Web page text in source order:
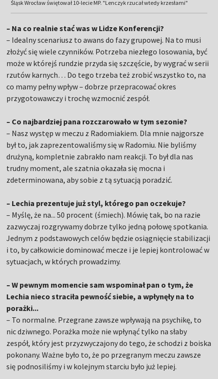
Śląsk Wrocław świętował 10-lecie MP. "Lenczyk rzucał wtedy krzesłami"
– Na co realnie stać was w Lidze Konferencji?
– Idealny scenariusz to awans do fazy grupowej. Na to musi
złożyć się wiele czynników. Potrzeba niezłego losowania, być
może w którejś rundzie przyda się szczęście, by wygrać w serii
rzutów karnych… Do tego trzeba też zrobić wszystko to, na
co mamy pełny wpływ – dobrze przepracować okres
przygotowawczy i trochę wzmocnić zespół.
– Co najbardziej pana rozczarowało w tym sezonie?
– Nasz występ w meczu z Radomiakiem. Dla mnie najgorsze
był to, jak zaprezentowaliśmy się w Radomiu. Nie byliśmy
drużyną, kompletnie zabrakło nam reakcji. To był dla nas
trudny moment, ale szatnia okazała się mocna i
zdeterminowana, aby sobie z tą sytuacją poradzić.
– Lechia prezentuje już styl, którego pan oczekuje?
– Myślę, że na... 50 procent (śmiech). Mówię tak, bo na razie
zazwyczaj rozgrywamy dobrze tylko jedną połowę spotkania.
Jednym z podstawowych celów będzie osiągnięcie stabilizacji
i to, by całkowicie dominować mecze i je lepiej kontrolować w
sytuacjach, w których prowadzimy.
– W pewnym momencie sam wspominał pan o tym, że
Lechia nieco straciła pewność siebie, a wpłynęły na to
porażki...
– To normalne. Przegrane zawsze wpływają na psychikę, to
nic dziwnego. Porażka może nie wpłynąć tylko na słaby
zespół, który jest przyzwyczajony do tego, że schodzi z boiska
pokonany. Ważne było to, że po przegranym meczu zawsze
się podnosiliśmy i w kolejnym starciu było już lepiej.